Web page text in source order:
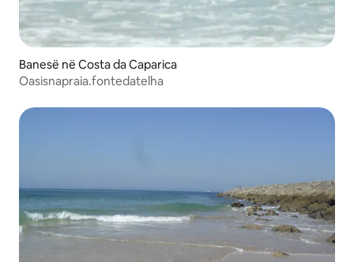
Banesë në Costa da Caparica
Oasisnapraia.fontedatelha